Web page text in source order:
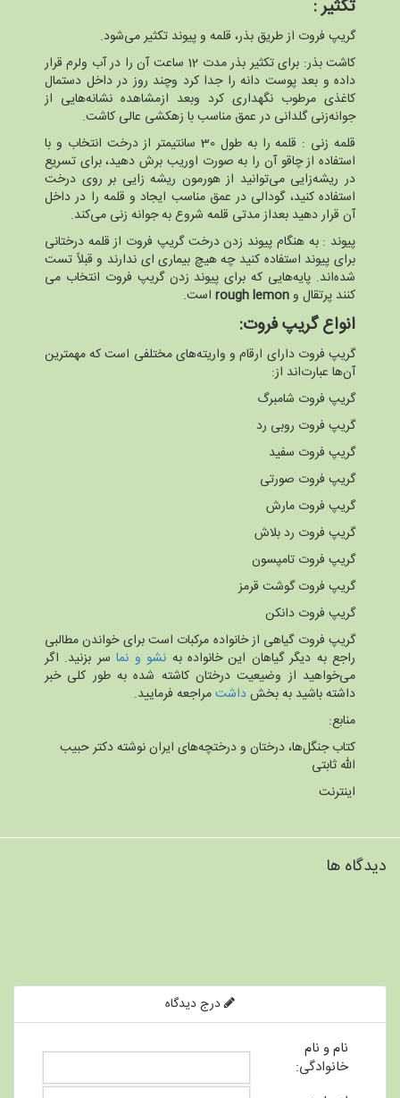
تکثیر:
گریپ فروت از طریق بذر، قلمه و پیوند تکثیر می‌شود.
کاشت بذر: برای تکثیر بذر مدت 12 ساعت آن را در آب ولرم قرار
داده و بعد پوست دانه را جدا کرد وچند روز در داخل دستمال
کاغذی مرطوب نگهداری کرد وبعد ازمشاهده نشانه‌هایی از
جوانه‌زنی گلدانی در عمق مناسب با زهکشی عالی کاشت.
قلمه زنی : قلمه را به طول 30 سانتیمتر از درخت انتخاب و با
استفاده از چاقو آن را به صورت اوریب برش دهید، برای تسریع
در ریشه‌زایی می‌توانید از هورمون ریشه زایی بر روی درخت
استفاده کنید، گودالی در عمق مناسب ایجاد و قلمه را در داخل
آن قرار دهید بعداز مدتی قلمه شروع به جوانه زنی می‌کند.
پیوند : به هنگام پیوند زدن درخت گریپ فروت از قلمه درختانی
برای پیوند استفاده کنید چه هیچ بیماری ای ندارند و قبلاً تست
شده‌اند. پایه‌هایی که برای پیوند زدن گریپ فروت انتخاب می
کنند پرتقال وrough lemon است.
انواع گریپ فروت:
گریپ فروت دارای ارقام و واریته‌های مختلفی است که مهمترین
آن‌ها عبارت‌اند از:
گریپ فروت شامبرگ
گریپ فروت روبی رد
گریپ فروت سفید
گریپ فروت صورتی
گریپ فروت مارش
گریپ فروت رد بلاش
گریپ فروت تامپسون
گریپ فروت گوشت قرمز
گریپ فروت دانکن
گریپ فروت گیاهی از خانواده مرکبات است برای خواندن مطالبی
راجع به دیگر گیاهان این خانواده به نشو و نماسر بزنید. اگر
می‌خواهید از وضیعیت درختان کاشته شده به طور کلی خبر
داشته باشید به بخشداشتمراجعه فرمایید.
منابع:
کتاب جنگل‌ها، درختان و درختچه‌های ایران نوشته دکتر حبیب
الله ثابتی
اینترنت
دیدگاه ها
درج دیدگاه
نام و نام
خانوادگی: